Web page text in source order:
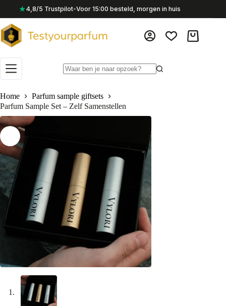
inhoud
★4,8/5 Trustpilot•Voor 15:00 besteld, morgen in huis
Home
Parfum sample giftsets
Parfum Sample Set – Zelf Samenstellen